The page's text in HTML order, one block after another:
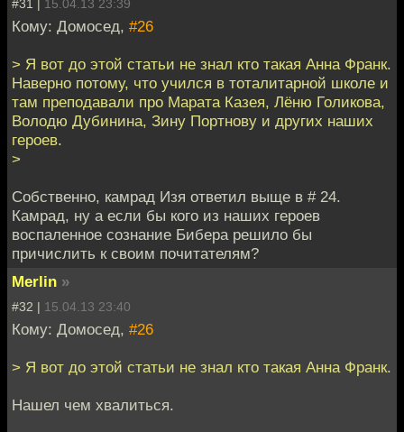
#31 | 15.04.13 23:39
Кому: Домосед, #26
> Я вот до этой статьи не знал кто такая Анна Франк.
Наверно потому, что учился в тоталитарной школе и
там преподавали про Марата Казея, Лёню Голикова,
Володю Дубинина, Зину Портнову и других наших
героев.
>
Собственно, камрад Изя ответил выще в # 24.
Камрад, ну а если бы кого из наших героев
воспаленное сознание Бибера решило бы
причислить к своим почитателям?
Merlin »
#32 | 15.04.13 23:40
Кому: Домосед, #26
> Я вот до этой статьи не знал кто такая Анна Франк.
Нашел чем хвалиться.